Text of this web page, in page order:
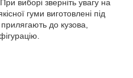
виборі зверніть увагу на
гуми виготовлені під
до кузова,